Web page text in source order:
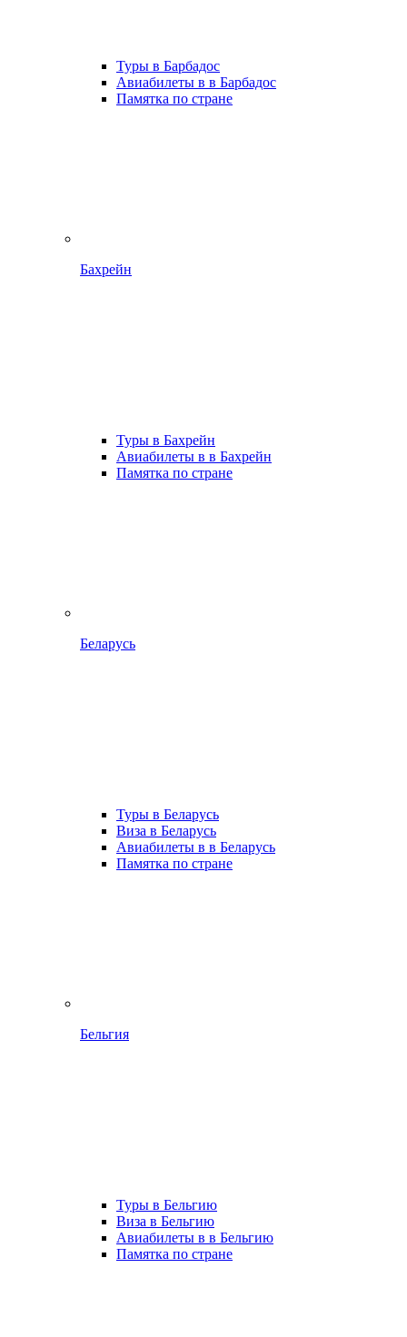
Туры в Барбадос
Авиабилеты в в Барбадос
Памятка по стране
Бахрейн
Туры в Бахрейн
Авиабилеты в в Бахрейн
Памятка по стране
Беларусь
Туры в Беларусь
Виза в Беларусь
Авиабилеты в в Беларусь
Памятка по стране
Бельгия
Туры в Бельгию
Виза в Бельгию
Авиабилеты в в Бельгию
Памятка по стране